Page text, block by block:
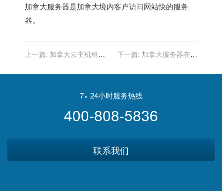
加拿大服务器是加拿大境内客户访问网站快的服务
器。
上一篇: 加拿大云主机租
延迟？
下一篇: 加拿大服务器在数
7× 24小时服务热线
400-808-5836
联系我们